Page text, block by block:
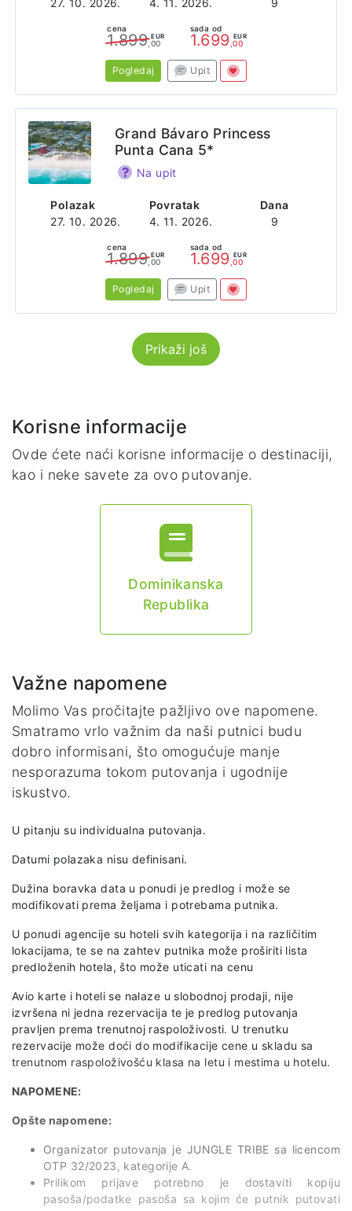
27. 10. 2026.
4. 11. 2026.
9
cena
1.899 EUR
,00
sada od
1.699 EUR
,00
Pogledaj Upit
Polazak
27. 10. 2026.
Povratak
4. 11. 2026.
Dana
9
Grand Bávaro Princess
Punta Cana 5*
Na upit
cena
1.899 EUR
,00
sada od
1.699 EUR
,00
Pogledaj Upit
Prikaži još
Korisne informacije
Ovde ćete naći korisne informacije o destinaciji,
kao i neke savete za ovo putovanje.
Dominikanska
Republika
Važne napomene
Molimo Vas pročitajte pažljivo ove napomene.
Smatramo vrlo važnim da naši putnici budu
dobro informisani, što omogućuje manje
nesporazuma tokom putovanja i ugodnije
iskustvo.
U pitanju su individualna putovanja.
Datumi polazaka nisu definisani.
Dužina boravka data u ponudi je predlog i može se
modifikovati prema željama i potrebama putnika.
U ponudi agencije su hoteli svih kategorija i na različitim
lokacijama, te se na zahtev putnika može proširiti lista
predloženih hotela, što može uticati na cenu
Avio karte i hoteli se nalaze u slobodnoj prodaji, nije
izvršena ni jedna rezervacija te je predlog putovanja
pravljen prema trenutnoj raspoloživosti. U trenutku
rezervacije može doći do modifikacije cene u skladu sa
trenutnom raspoloživošću klasa na letu i mestima u hotelu.
NAPOMENE:
Opšte napomene:
Organizator putovanja je JUNGLE TRIBE sa licencom
OTP 32/2023, kategorije A.
Prilikom prijave potrebno je dostaviti kopiju
pasoša/podatke pasoša sa kojim će putnik putovati